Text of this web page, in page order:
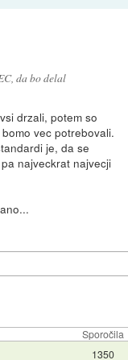
da bo delal
drzali, potem so
vec potrebovali.
je, da se
najveckrat najvecji
Sporočila
1350